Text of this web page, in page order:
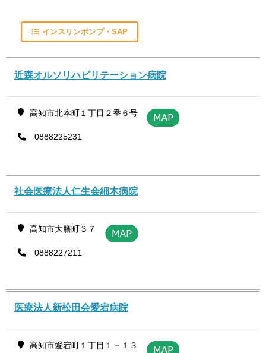
インスリンポンプ・SAP
近森オルソリハビリテーション病院
高知市北本町１丁目２番６号
0888225231
社会医療法人仁生会細木病院
高知市大膳町３７
0888227211
医療法人新松田会愛宕病院
高知市愛宕町１丁目１－１３